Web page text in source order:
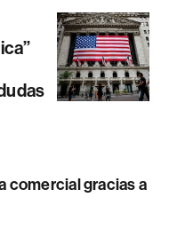
comercial gracias a